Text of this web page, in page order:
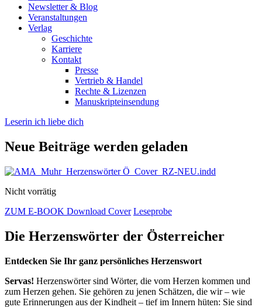
Newsletter & Blog
Veranstaltungen
Verlag
Geschichte
Karriere
Kontakt
Presse
Vertrieb & Handel
Rechte & Lizenzen
Manuskripteinsendung
Leserin ich liebe dich
Neue Beiträge werden geladen
Nicht vorrätig
ZUM E-BOOK Download Cover Leseprobe
Die Herzenswörter der Österreicher
Entdecken Sie Ihr ganz persönliches Herzenswort
Servas! Herzenswörter sind Wörter, die vom Herzen kommen und
zum Herzen gehen. Sie gehören zu jenen Schätzen, die wir – wie
gute Erinnerungen aus der Kindheit – tief im Innern hüten: Sie sind